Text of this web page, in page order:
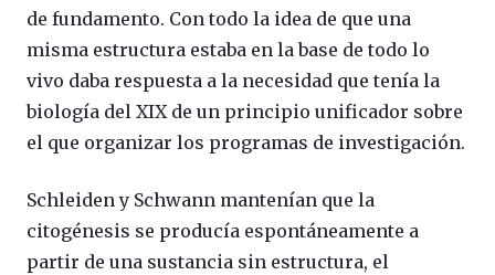
de fundamento. Con todo la idea de que una
misma estructura estaba en la base de todo lo
vivo daba respuesta a la necesidad que tenía la
biología del XIX de un principio unificador sobre
el que organizar los programas de investigación.
Schleiden y Schwann mantenían que la
citogénesis se producía espontáneamente a
partir de una sustancia sin estructura, el